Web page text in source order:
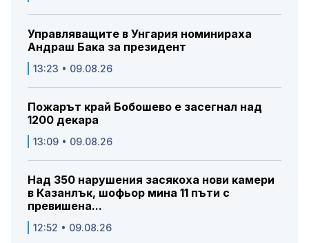
Управляващите в Унгария номинираха
Андраш Бака за президент
13:23 • 09.08.26
Пожарът край Бобошево е засегнал над
1200 декара
13:09 • 09.08.26
Над 350 нарушения засякоха нови камери
в Казанлък, шофьор мина 11 пъти с
превишена...
12:52 • 09.08.26